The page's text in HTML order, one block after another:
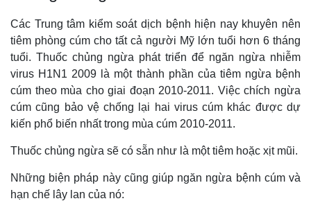
Các Trung tâm kiểm soát dịch bệnh hiện nay khuyên nên
tiêm phòng cúm cho tất cả người Mỹ lớn tuổi hơn 6 tháng
tuổi. Thuốc chủng ngừa phát triển để ngăn ngừa nhiễm
virus H1N1 2009 là một thành phần của tiêm ngừa bệnh
cúm theo mùa cho giai đoạn 2010-2011. Việc chích ngừa
cúm cũng bảo vệ chống lại hai virus cúm khác được dự
kiến phổ biến nhất trong mùa cúm 2010-2011.
Thuốc chủng ngừa sẽ có sẵn như là một tiêm hoặc xịt mũi.
Những biện pháp này cũng giúp ngăn ngừa bệnh cúm và
hạn chế lây lan của nó: